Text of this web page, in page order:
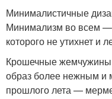
Минималистичные
Минимализм во всем —
которого не утихнет и
Крошечные
образ более нежным и
прошлого лета —